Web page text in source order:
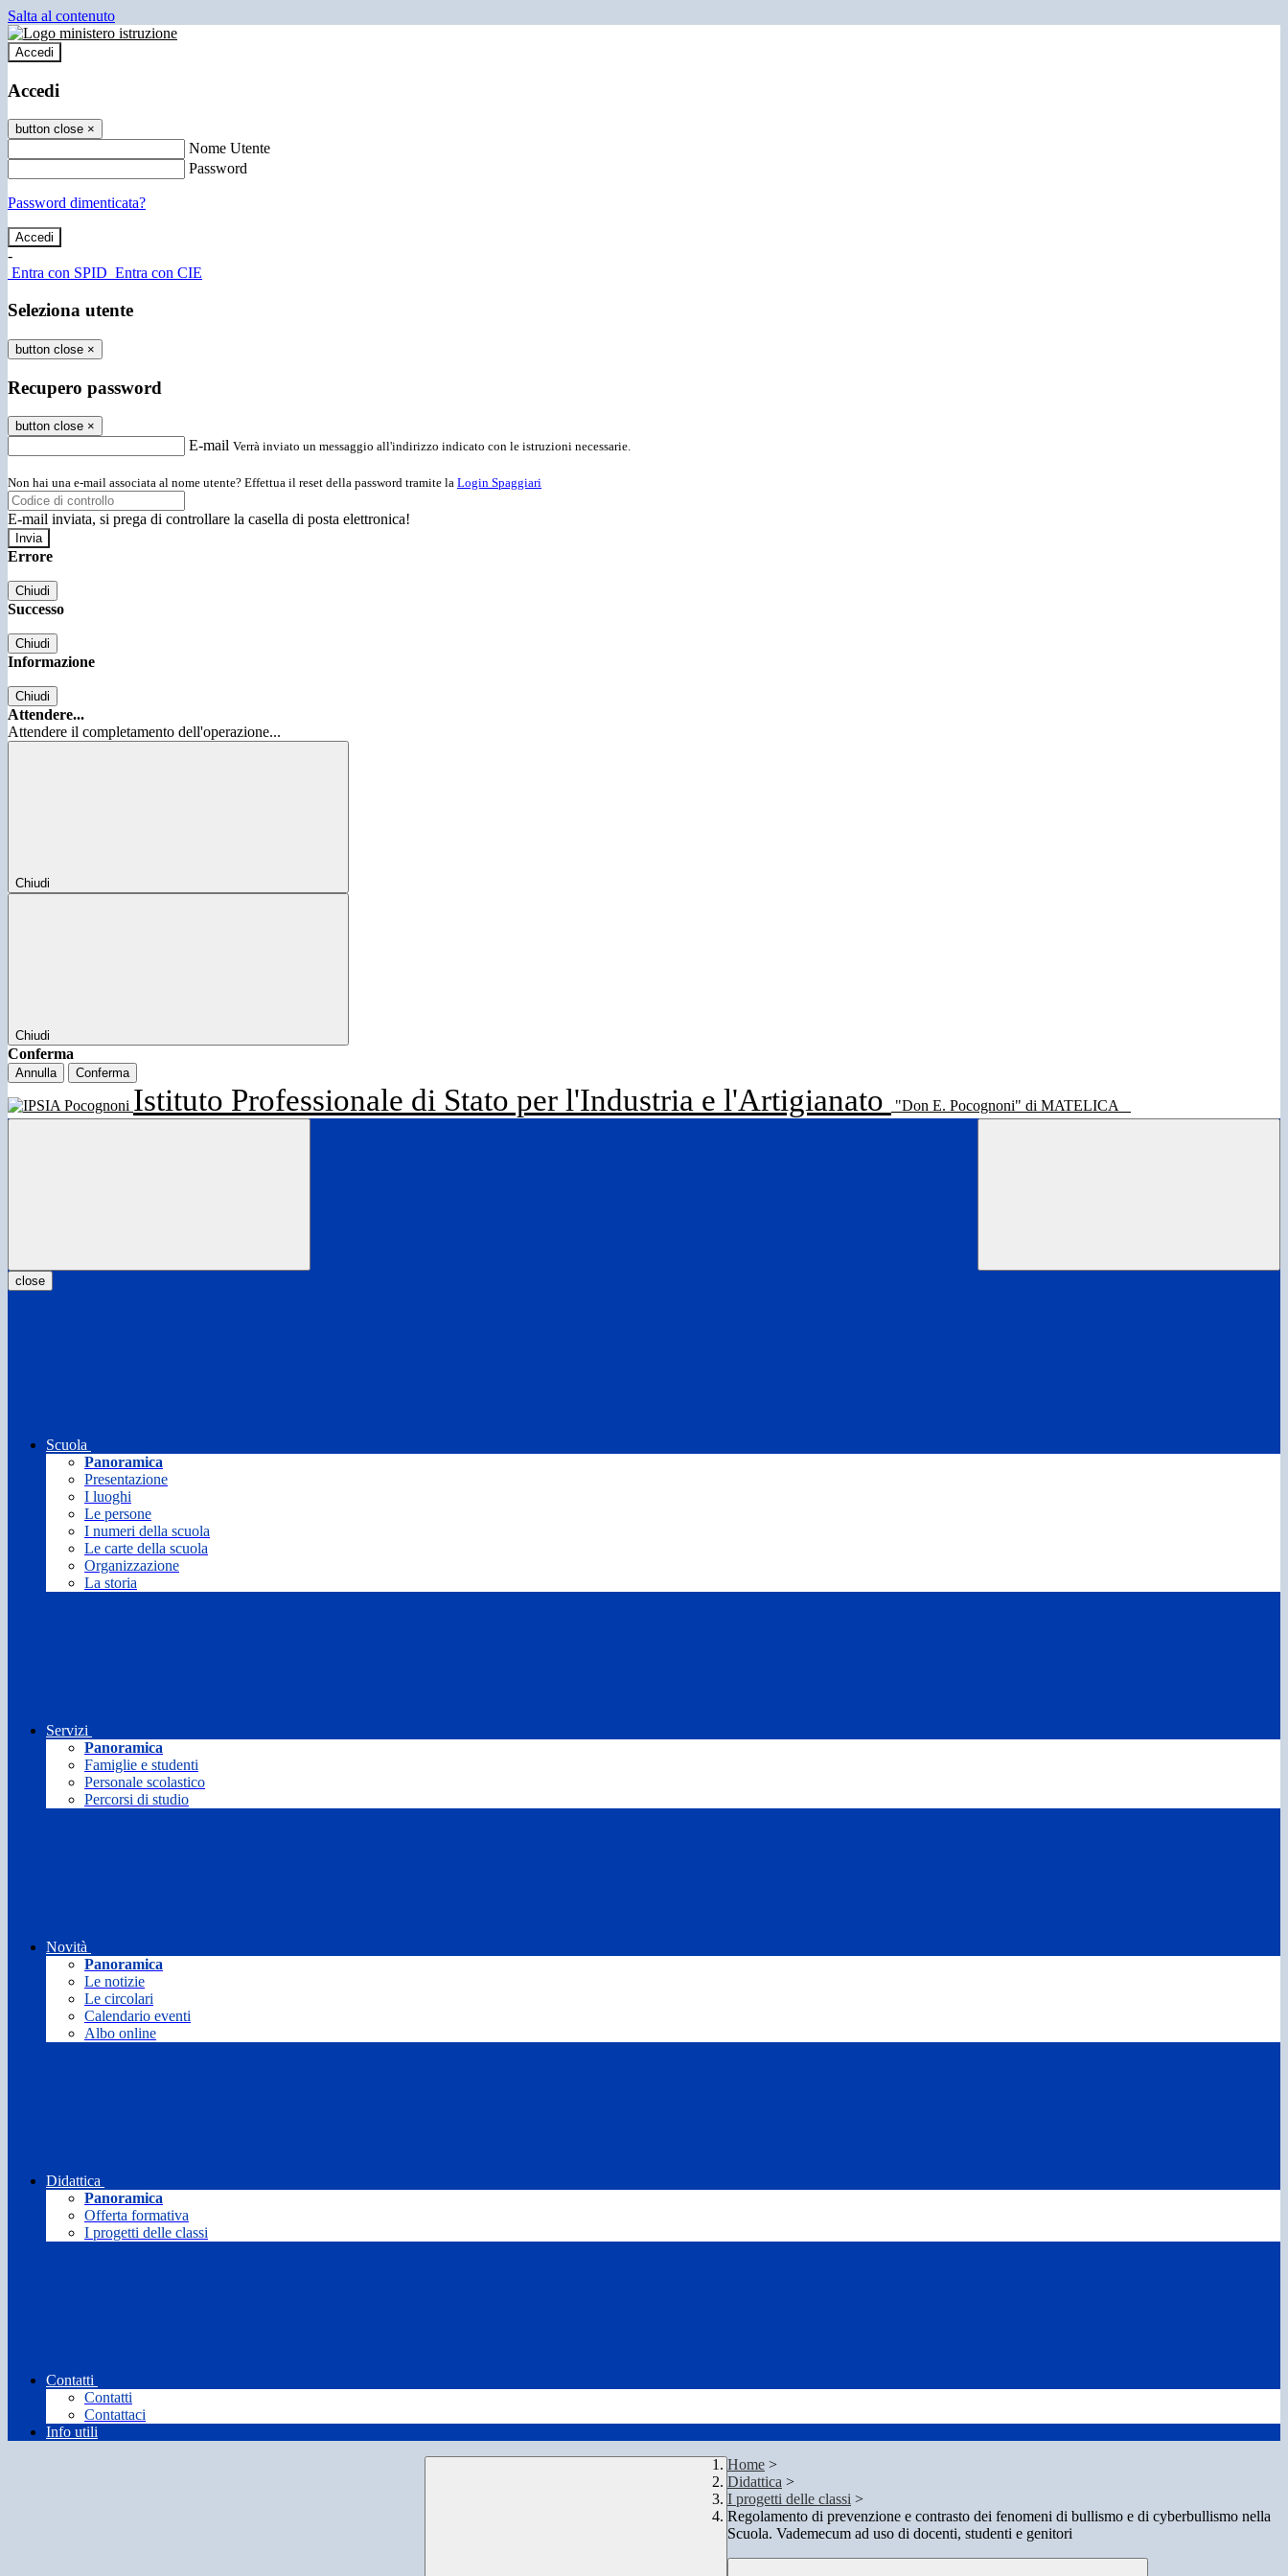
Salta al contenuto
Accedi
Accedi
button close ×
Nome Utente
Password
Password dimenticata?
-
Entra con SPID Entra con CIE
Seleziona utente
button close ×
Recupero password
button close ×
E-mail Verrà inviato un messaggio all'indirizzo indicato con le istruzioni necessarie.
Non hai una e-mail associata al nome utente? Effettua il reset della password tramite la Login Spaggiari
E-mail inviata, si prega di controllare la casella di posta elettronica!
Errore
Chiudi
Successo
Chiudi
Informazione
Chiudi
Attendere...
Attendere il completamento dell'operazione...
Chiudi
Chiudi
Conferma
Annulla Conferma
Istituto Professionale di Stato per l'Industria e l'Artigianato "Don E. Pocognoni" di MATELICA
close
Scuola
Panoramica
Presentazione
I luoghi
Le persone
I numeri della scuola
Le carte della scuola
Organizzazione
La storia
Servizi
Panoramica
Famiglie e studenti
Personale scolastico
Percorsi di studio
Novità
Panoramica
Le notizie
Le circolari
Calendario eventi
Albo online
Didattica
Panoramica
Offerta formativa
I progetti delle classi
Contatti
Contatti
Contattaci
Info utili
Home >
Didattica >
I progetti delle classi >
Regolamento di prevenzione e contrasto dei fenomeni di bullismo e di cyberbullismo nella
Scuola. Vademecum ad uso di docenti, studenti e genitori